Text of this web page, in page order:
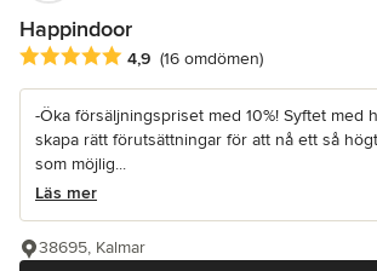
Happindoor
Genomsnittligt omdöme: 4.9 av 5 stjärnor
4,9 (16 omdömen)
-Öka försäljningspriset med 10%! Syftet med
skapa rätt förutsättningar för att nå ett så
som möjlig...
Läs mer
38695, Kalmar